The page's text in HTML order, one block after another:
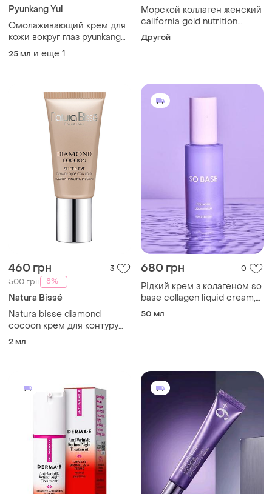
Pyunkang Yul
Омолаживающий крем для
кожи вокруг глаз pyunkang
yul 25 ml корея
антивозрастной крем для
25 мл и еще 1
Морской коллаген женский
california gold nutrition
collagenup с гиалуроновой
кислотой и витамином c
Другой
460 грн 3
500 грн -8%
Natura Bissé
Natura bisse diamond
cocoon крем для контуру
очей, 2 мл
2 мл
680 грн 0
Рідкий крем з колагеном so
base collagen liquid cream,
50 мл
50 мл